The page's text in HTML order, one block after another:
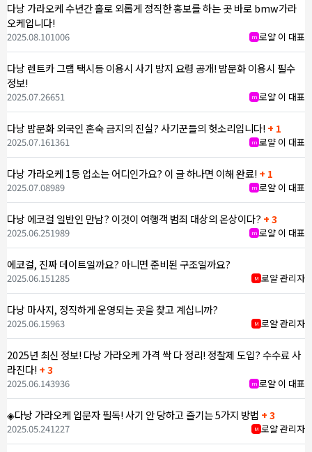
다낭 가라오케 수년간 홀로 외롭게 정직한 홍보를 하는 곳 바로 bmw가라
오케입니다!
m 로얄 이 대표
2025.08.101006
다낭 렌트카 그랩 택시등 이용시 사기 방지 요령 공개! 밤문화 이용시 필수
정보!
m 로얄 이 대표
2025.07.26651
다낭 밤문화 외국인 혼숙 금지의 진실? 사기꾼들의 헛소리입니다! + 1
m 로얄 이 대표
2025.07.161361
다낭 가라오케 1등 업소는 어디인가요? 이 글 하나면 이해 완료! + 1
m 로얄 이 대표
2025.07.08989
다낭 에코걸 일반인 만남? 이것이 여행객 범죄 대상의 온상이다? + 3
m 로얄 이 대표
2025.06.251989
에코걸, 진짜 데이트일까요? 아니면 준비된 구조일까요?
M 로얄 관리자
2025.06.151285
다낭 마사지, 정직하게 운영되는 곳을 찾고 계십니까?
M 로얄 관리자
2025.06.15963
2025년 최신 정보! 다낭 가라오케 가격 싹 다 정리! 정찰제 도입? 수수료 사
라진다! + 3
m 로얄 이 대표
2025.06.143936
◈다낭 가라오케 입문자 필독! 사기 안 당하고 즐기는 5가지 방법 + 3
M 로얄 관리자
2025.05.241227